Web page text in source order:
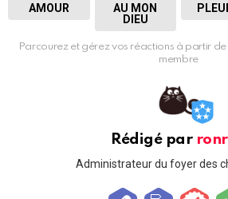
AMOUR
AU MON
DIEU
Parcourez et gérez vos réactions à partir
membre
Rédigé par
Administrateur du foyer des